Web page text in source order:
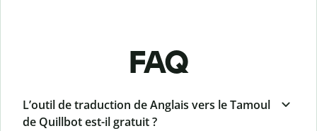
FAQ
L’outil de traduction de Anglais vers le Tamoul
de Quillbot est-il gratuit ?